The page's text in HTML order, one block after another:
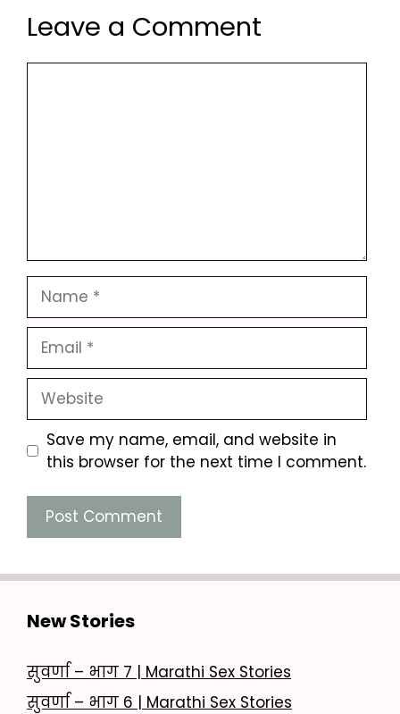
Leave a Comment
Name
Email
Website
Save my name, email, and website in
this browser for the next time I comment.
New Stories
सुवर्णा – भाग 7 | Marathi Sex Stories
सुवर्णा – भाग 6 | Marathi Sex Stories